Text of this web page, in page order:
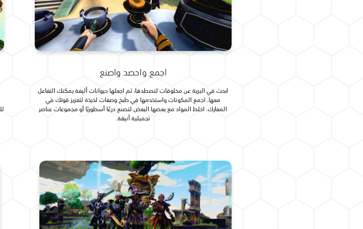
اجمع واحصد واصنع
ابحث في البرية عن مخلوقات لتصطدها، ثم اجعلها حيوانات أليفة يمكنك التفاعل
معها. اجمع المكونات واستخدمها في طبخ وصفات لذيذة لتعزيز قوتك في
المعارك. اخلط المواد مع بعضها البعض لتصنع درعًا أسطوريًا أو مجموعات عناصر
تجميلية أنيقة.